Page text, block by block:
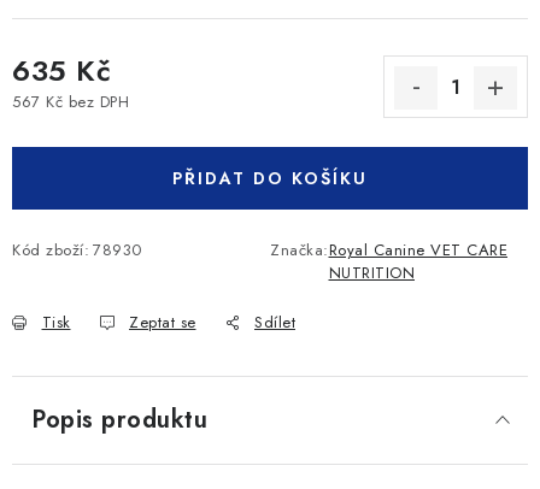
635 Kč
567 Kč bez DPH
PŘIDAT DO KOŠÍKU
Kód zboží: 78930 Značka:Royal Canine VET CARE
NUTRITION
Tisk Zeptat se Sdílet
Popis produktu